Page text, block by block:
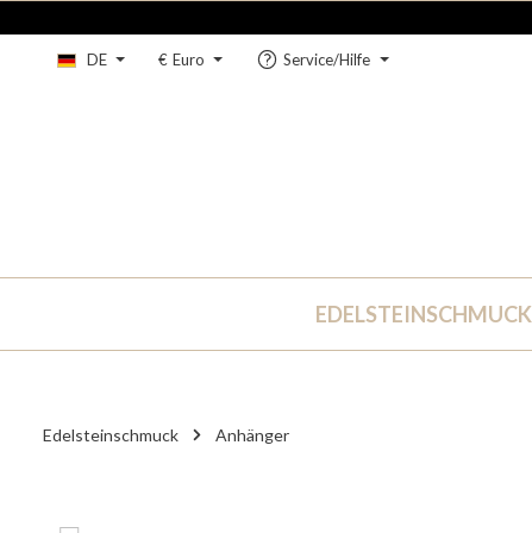
DE € Euro Service/Hilfe
EDELSTEINSCHMUCK
Edelsteinschmuck Anhänger